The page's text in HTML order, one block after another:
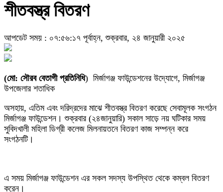
শীতবস্ত্র বিতরণ
আপডেট সময় : ০৭:৫৬:১৭ পূর্বাহ্ন, শুক্রবার, ২৪ জানুয়ারী ২০২৫
(মো: সৌরব বেতাগী প্রতিনিধি) মির্জাগঞ্জ ফাউন্ডেশনের উদ্যোগে, মির্জাগঞ্জ
উপজেলার শতাধিক
অসহায়, এতিম এবং দরিদ্রদের মাঝে শীতবস্ত্র বিতরণ করেছে সেবামূলক সংগঠন
মির্জাগঞ্জ ফাউন্ডেশন। শুক্রবার (২৪জানুয়ারি) সকাল সাড়ে নয় ঘটিকার সময়
সুবিদখালী মহিলা ডিগ্রী কলেজ মিলনায়তনে বিতরণ কাজ সম্পন্ন করে
সংগঠনটি।
এ সময় মির্জাগঞ্জ ফাউন্ডেশন এর সকল সদস্য উপস্থিত থেকে কম্বল বিতরণ
করেন।